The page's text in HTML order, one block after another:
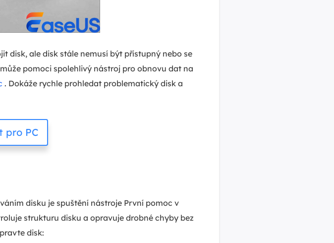
disk, ale disk stále nemusí být přístupný nebo se
pomoci spolehlivý nástroj pro obnovu dat na
. Dokáže rychle prohledat problematický disk a
pro PC
disku je spuštění nástroje První pomoc v
strukturu disku a opravuje drobné chyby bez
disk: